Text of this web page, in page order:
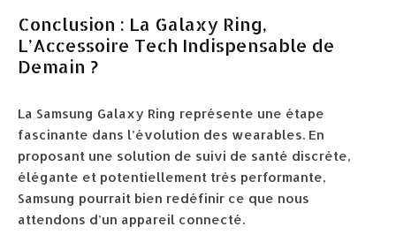
Conclusion : La Galaxy Ring,
L’Accessoire Tech Indispensable de
Demain ?
La Samsung Galaxy Ring représente une étape
fascinante dans l’évolution des wearables. En
proposant une solution de suivi de santé discrète,
élégante et potentiellement très performante,
Samsung pourrait bien redéfinir ce que nous
attendons d’un appareil connecté.